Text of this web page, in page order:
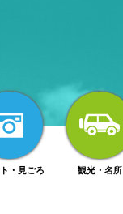
・見ごろ 観光・名所